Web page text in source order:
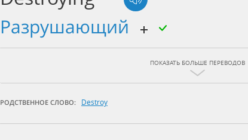
разрушающий
ПОКАЗАТЬ БОЛЬШЕ ПЕРЕВОДОВ
РОДСТВЕННОЕ СЛОВО: Destroy